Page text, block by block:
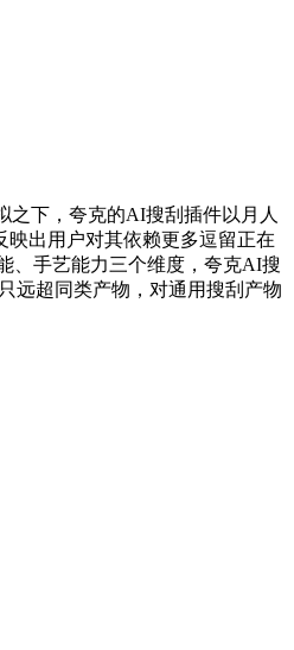
下，夸克的AI搜刮插件以月人
映出用户对其依赖更多逗留正在
、手艺能力三个维度，夸克AI搜
远超同类产物，对通用搜刮产物